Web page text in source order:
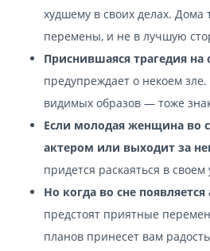
худшему в своих делах.
перемены, и не в лучшую
Приснившаяся трагедия на
предупреждает о некоем
видимых образов — тоже
Если молодая женщина во
актером или выходит за
придется раскаяться в
Но когда во сне
предстоят приятные
планов принесет вам